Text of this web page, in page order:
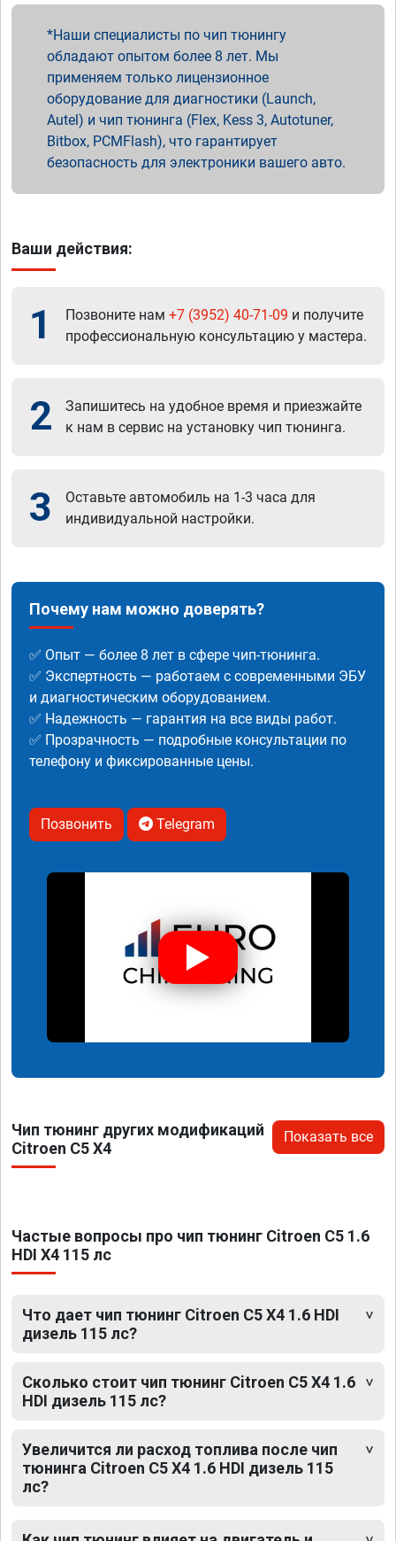
Наши специалисты по чип тюнингу
обладают опытом более 8 лет. Мы
применяем только лицензионное
оборудование для диагностики (Launch,
Autel) и чип тюнинга (Flex, Kess 3, Autotuner,
Bitbox, PCMFlash), что гарантирует
безопасность для электроники вашего авто.
Ваши действия:
1 Позвоните нам +7 (3952) 40-71-09 и получите
профессиональную консультацию у мастера.
2
Запишитесь на удобное время и приезжайте
к нам в сервис на установку чип тюнинга.
3
Оставьте автомобиль на 1-3 часа для
индивидуальной настройки.
Почему нам можно доверять?
✅ Опыт — более 8 лет в сфере чип-тюнинга.
✅ Экспертность — работаем с современными ЭБУ
и диагностическим оборудованием.
✅ Надежность — гарантия на все виды работ.
✅ Прозрачность — подробные консультации по
телефону и фиксированные цены.
Позвонить Telegram
Чип тюнинг других модификаций
Citroen C5 X4
Показать все
Частые вопросы про чип тюнинг Citroen C5 1.6
HDI X4 115 лс
Что дает чип тюнинг Citroen C5 X4 1.6 HDI
дизель 115 лс?
Сколько стоит чип тюнинг Citroen C5 X4 1.6
HDI дизель 115 лс?
Увеличится ли расход топлива после чип
тюнинга Citroen C5 X4 1.6 HDI дизель 115
лс?